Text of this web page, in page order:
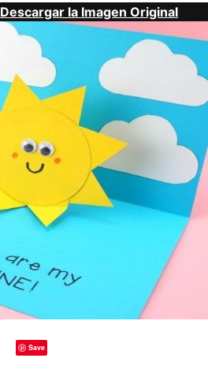
Descargar la Imagen Original
Save